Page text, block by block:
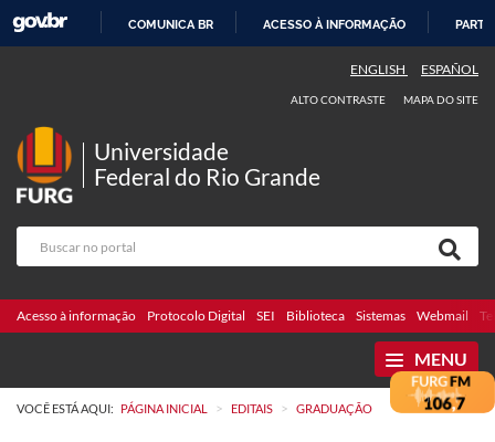
COMUNICA BR ACESSO À INFORMAÇÃO
ENGLISH ESPAÑOL
ALTO CONTRASTE MAPA DO SITE
Universidade
Federal do Rio Grande
Acesso à informação Protocolo Digital SEI Biblioteca Sistemas Webmail
MENU
VOCÊ ESTÁ AQUI: PÁGINA INICIAL > EDITAIS > GRADUAÇÃO